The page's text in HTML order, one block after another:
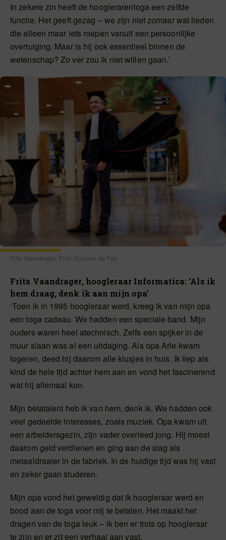
In zekere zin heeft de hooglerarentoga een zelfde
functie. Het geeft gezag – we zijn niet zomaar wat lieden
die alleen maar iets roepen vanuit een persoonlijke
overtuiging. Maar is hij ook essentieel binnen de
wetenschap? Zo ver zou ik niet willen gaan.’
Frits Vaandrager. Foto: Duncan de Fey
Frits Vaandrager, hoogleraar Informatica: ‘Als ik
hem draag, denk ik aan mijn opa’
‘Toen ik in 1995 hoogleraar werd, kreeg ik van mijn opa
een toga cadeau. We hadden een speciale band. Mijn
ouders waren heel atechnisch. Zelfs een spijker in de
muur slaan was al een uitdaging. Als opa Arie kwam
logeren, deed hij daarom alle klusjes in huis. Ik liep als
kind de hele tijd achter hem aan en vond het fascinerend
wat hij allemaal kon.
Mijn bètatalent heb ik van hem, denk ik. We hadden ook
veel gedeelde interesses, zoals muziek. Opa kwam uit
een arbeidersgezin, zijn vader overleed jong. Hij moest
daarom geld verdienen en ging aan de slag als
metaaldraaier in de fabriek. In de huidige tijd was hij vast
en zeker gaan studeren.
Mijn opa vond het geweldig dat ik hoogleraar werd en
bood aan de toga voor mij te betalen. Het maakt het
dragen van de toga leuk – ik ben er trots op hoogleraar
te zijn en er zit een verhaal aan vast.